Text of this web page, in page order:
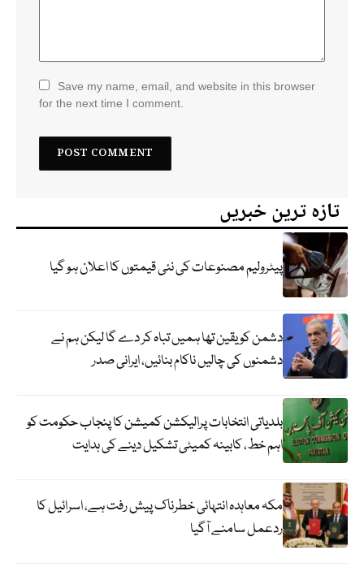
Save my name, email, and website in this browser
for the next time I comment.
تازہ ترین خبریں
پیٹرولیم مصنوعات کی نئی قیمتوں کا اعلان ہو گیا
دشمن کو یقین تھا ہمیں تباہ کر دے گا لیکن ہم نے
دشمنوں کی چالیں ناکام بنائیں، ایرانی صدر
بلدیاتی انتخابات پرالیکشن کمیشن کا پنجاب حکومت کو
اہم خط، کابینہ کمیٹی تشکیل دینے کی ہدایت
مکہ معاہدہ انتہائی خطرناک پیش رفت ہے، اسرائیل کا
ردعمل سامنے آگیا